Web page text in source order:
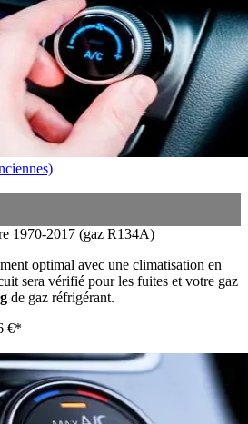
1970-2017 (gaz R134A)
optimal avec une climatisation en
sera vérifié pour les fuites et votre gaz
de gaz réfrigérant.
€*